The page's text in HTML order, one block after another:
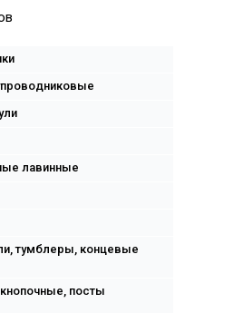
лавинные
тумблеры, концевые
посты